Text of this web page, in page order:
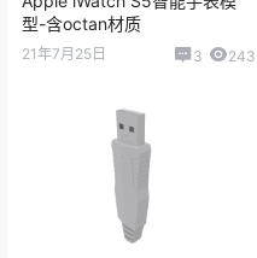
型-含octan材质
21年7月25日 3 243